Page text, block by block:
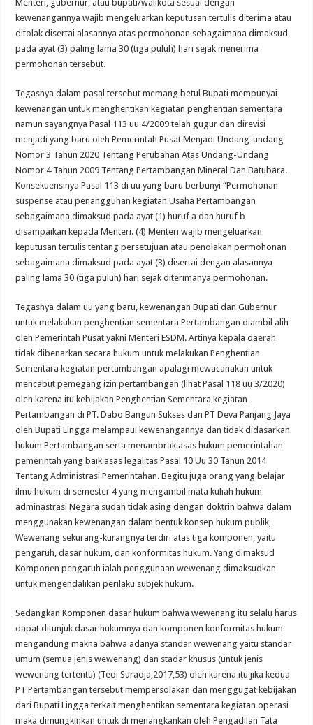
Menteri, gubernur, atau bupati/walikota sesuai dengan
kewenangannya wajib mengeluarkan keputusan tertulis diterima atau
ditolak disertai alasannya atas permohonan sebagaimana dimaksud
pada ayat (3) paling lama 30 (tiga puluh) hari sejak menerima
permohonan tersebut.
Tegasnya dalam pasal tersebut memang betul Bupati mempunyai
kewenangan untuk menghentikan kegiatan penghentian sementara
namun sayangnya Pasal 113 uu 4/2009 telah gugur dan direvisi
menjadi yang baru oleh Pemerintah Pusat Menjadi Undang-undang
Nomor 3 Tahun 2020 Tentang Perubahan Atas Undang-Undang
Nomor 4 Tahun 2009 Tentang Pertambangan Mineral Dan Batubara.
Konsekuensinya Pasal 113 di uu yang baru berbunyi “Permohonan
suspense atau penangguhan kegiatan Usaha Pertambangan
sebagaimana dimaksud pada ayat (1) huruf a dan huruf b
disampaikan kepada Menteri. (4) Menteri wajib mengeluarkan
keputusan tertulis tentang persetujuan atau penolakan permohonan
sebagaimana dimaksud pada ayat (3) disertai dengan alasannya
paling lama 30 (tiga puluh) hari sejak diterimanya permohonan.
Tegasnya dalam uu yang baru, kewenangan Bupati dan Gubernur
untuk melakukan penghentian sementara Pertambangan diambil alih
oleh Pemerintah Pusat yakni Menteri ESDM. Artinya kepala daerah
tidak dibenarkan secara hukum untuk melakukan Penghentian
Sementara kegiatan pertambangan apalagi mewacanakan untuk
mencabut pemegang izin pertambangan (lihat Pasal 118 uu 3/2020)
oleh karena itu kebijakan Penghentian Sementara kegiatan
Pertambangan di PT. Dabo Bangun Sukses dan PT Deva Panjang Jaya
oleh Bupati Lingga melampaui kewenangannya dan tidak didasarkan
hukum Pertambangan serta menambrak asas hukum pemerintahan
pemerintah yang baik asas legalitas Pasal 10 Uu 30 Tahun 2014
Tentang Administrasi Pemerintahan. Begitu juga orang yang belajar
ilmu hukum di semester 4 yang mengambil mata kuliah hukum
adminastrasi Negara sudah tidak asing dengan doktrin bahwa dalam
menggunakan kewenangan dalam bentuk konsep hukum publik,
Wewenang sekurang-kurangnya terdiri atas tiga komponen, yaitu
pengaruh, dasar hukum, dan konformitas hukum. Yang dimaksud
Komponen pengaruh ialah penggunaan wewenang dimaksudkan
untuk mengendalikan perilaku subjek hukum.
Sedangkan Komponen dasar hukum bahwa wewenang itu selalu harus
dapat ditunjuk dasar hukumnya dan komponen konformitas hukum
mengandung makna bahwa adanya standar wewenang yaitu standar
umum (semua jenis wewenang) dan stadar khusus (untuk jenis
wewenang tertentu) (Tedi Suradja,2017,53) oleh karena itu jika kedua
PT Pertambangan tersebut mempersolakan dan menggugat kebijakan
dari Bupati Lingga terkait menghentikan sementara kegiatan operasi
maka dimungkinkan untuk di menangkankan oleh Pengadilan Tata